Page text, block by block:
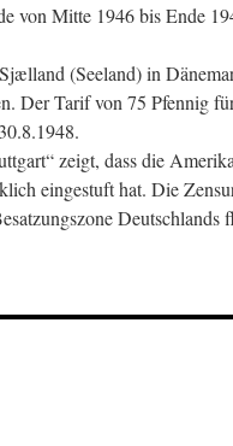
von Mitte 1946 bis Ende
(Seeland) in
Der Tarif von 75 Pfennig
zeigt, dass die
eingestuft hat. Die
Deutschlands